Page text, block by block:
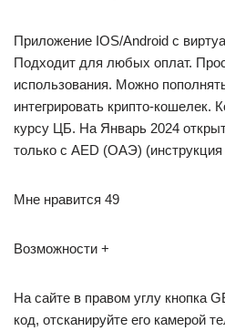
Приложение IOS/Android с
Подходит для любых оплат.
использования. Можно
интегрировать крипто-кошелек.
курсу ЦБ. На Январь 2024
только с AED (ОАЭ)
Мне нравится 49
Возможности +
На сайте в правом углу кнопка
код, отсканируйте его камерой